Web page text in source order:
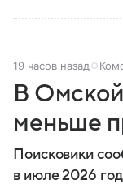
19 часов назад
В Омской
меньше
Поисковики
в июле 2026